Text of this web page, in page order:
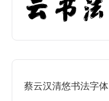
蔡云汉清悠书法字体